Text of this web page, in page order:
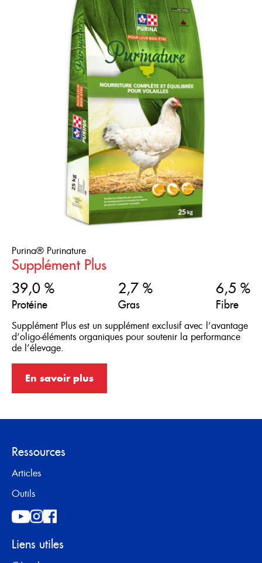
Purina® Purinature
Supplément Plus
39,0 %
Protéine
2,7 %
Gras
6,5 %
Fibre
Supplément Plus est un supplément exclusif avec l’avantage
d’oligo-éléments organiques pour soutenir la performance
de l’élevage.
En savoir plus
Ressources
Articles
Outils
Liens utiles